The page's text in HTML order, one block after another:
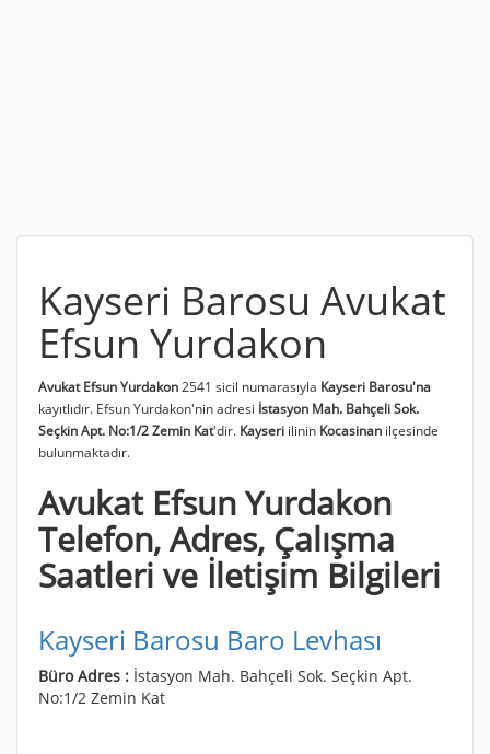
Kayseri Barosu Avukat
Efsun Yurdakon
Avukat Efsun Yurdakon 2541 sicil numarasıyla Kayseri Barosu'na
kayıtlıdır. Efsun Yurdakon'nin adresi İstasyon Mah. Bahçeli Sok.
Seçkin Apt. No:1/2 Zemin Kat'dir. Kayseri ilinin Kocasinan ilçesinde
bulunmaktadır.
Avukat Efsun Yurdakon
Telefon, Adres, Çalışma
Saatleri ve İletişim Bilgileri
Kayseri Barosu Baro Levhası
Büro Adres : İstasyon Mah. Bahçeli Sok. Seçkin Apt.
No:1/2 Zemin Kat